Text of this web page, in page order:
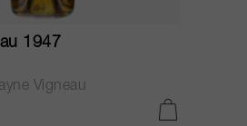
1947
Vigneau